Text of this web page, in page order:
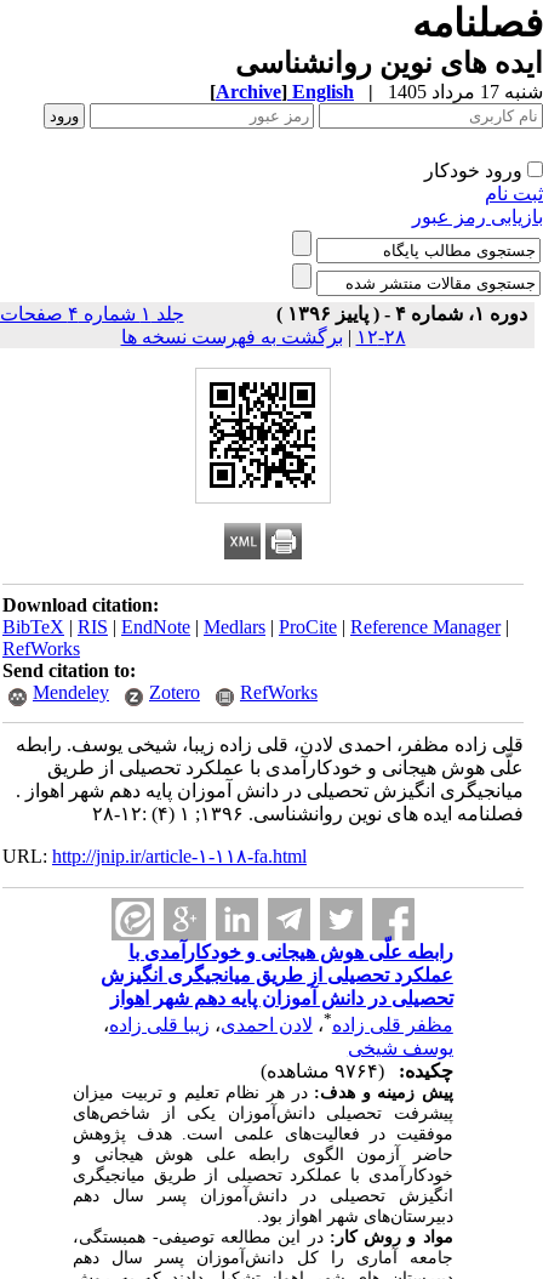
های نوین روانشناسی
مرداد 1405 |
English
[Archive]
ورود خودکار
نام
رمز عبور
دوره ۱، شماره ۴ - ( پاییز ۱۳۹۶ )
جلد ۱ شماره ۴ صفحات
۲۸-۱۲
| برگشت به فهرست نسخه ها
Download citation:
BibTeX|RIS|EndNote|Medlars|ProCite|Reference Manager
RefWorks
Send citation to:
Mendeley
Zotero RefWorks
قلی زاده مظفر، احمدی لادن، قلی زاده زیبا، شیخی یوسف. رابطه
علّی هوش هیجانی و خودکارآمدی با عملکرد تحصیلی از طریق
میانجیگری انگیزش تحصیلی در دانش آموزان پایه دهم شهر اهواز .
فصلنامه ایده های نوین روانشناسی. ۱۳۹۶; ۱ (۴) :۱۲-۲۸
URL:http://jnip.ir/article-۱-۱۱۸-fa.html
رابطه علّی هوش هیجانی و خودکارآمدی با
عملکرد تحصیلی از طریق میانجیگری انگیزش
تحصیلی در دانش آموزان پایه دهم شهر اهواز
مظفر قلی زاده* ،لادن احمدی،زیبا قلی زاده،
یوسف شیخی
چکیده:
پیش زمینه و هدف:در هر نظام تعلیم و تربیت میزان
پیشرفت تحصیلی دانش­‌آموزان یکی از شاخص­‌های
موفقیت در فعالیت­‌های علمی است.
هدف پژوهش
حاضر آزمون الگوی رابطه علی هوش هیجانی و
خودکارآمدی با عملکرد تحصیلی از طریق میانجی­گری
انگیزش تحصیلی در دانش‌­آموزان پسر سال دهم
دبیرستان­‌های شهر اهواز بود.
مواد و روش کار:در این مطالعه توصیفی- همبستگی،
جامعه آماری را کل دانش‌­آموزان پسر سال دهم